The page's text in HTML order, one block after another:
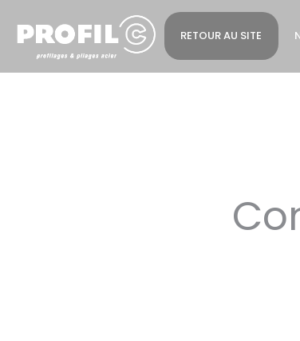
RETOUR AU SITE
Cookies management panel